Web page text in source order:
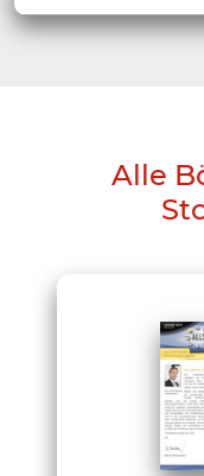
Alle